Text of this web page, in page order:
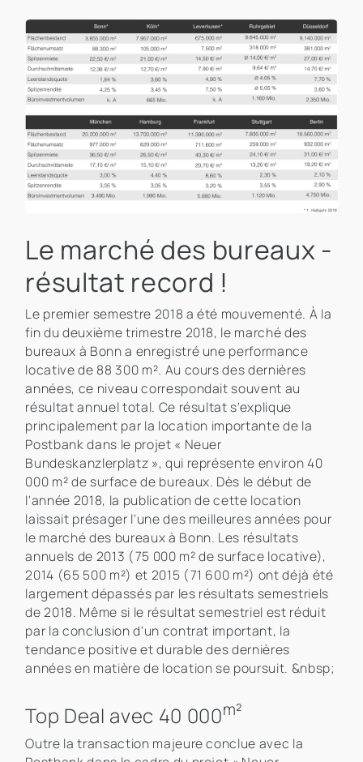
Le marché des bureaux -
résultat record !
Le premier semestre 2018 a été mouvementé. À la
fin du deuxième trimestre 2018, le marché des
bureaux à Bonn a enregistré une performance
locative de 88 300 m². Au cours des dernières
années, ce niveau correspondait souvent au
résultat annuel total. Ce résultat s'explique
principalement par la location importante de la
Postbank dans le projet « Neuer
Bundeskanzlerplatz », qui représente environ 40
000 m² de surface de bureaux. Dès le début de
l'année 2018, la publication de cette location
laissait présager l'une des meilleures années pour
le marché des bureaux à Bonn. Les résultats
annuels de 2013 (75 000 m² de surface locative),
2014 (65 500 m²) et 2015 (71 600 m²) ont déjà été
largement dépassés par les résultats semestriels
de 2018. Même si le résultat semestriel est réduit
par la conclusion d'un contrat important, la
tendance positive et durable des dernières
années en matière de location se poursuit. &nbsp;
Top Deal avec 40 000m²
Outre la transaction majeure conclue avec la